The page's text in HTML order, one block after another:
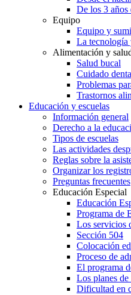
De los 3 años
Equipo
Equipo y
La tecnología
Alimentación y
Salud bucal
Cuidado
Problemas
Trastornos
Educación y escuelas
Información general
Derecho a la
Tipos de escuelas
Las actividades
Reglas sobre la
Organizar los
Preguntas frecuentes
Educación Especial
Educación
Programa de
Los servicios
Sección 504
Colocación
Proceso de
El programa
Los planes
Dificultad en